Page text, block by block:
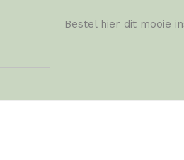
Bestel hier dit mooie